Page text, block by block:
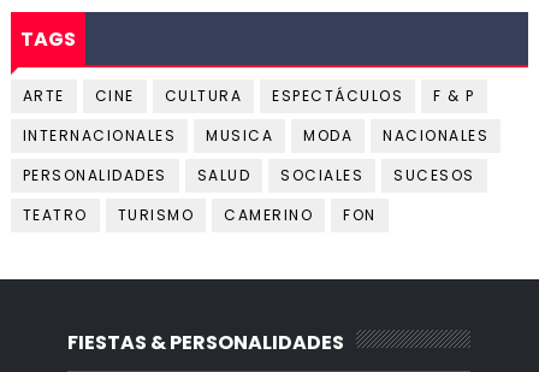
TAGS
ARTE CINE CULTURA ESPECTÁCULOS
F & P
INTERNACIONALES
MUSICA MODA
NACIONALES
PERSONALIDADES
SALUD SOCIALES
SUCESOS
TEATRO
TURISMO CAMERINO FON
FIESTAS & PERSONALIDADES